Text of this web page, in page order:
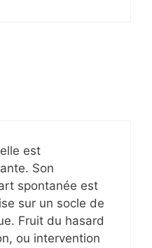
est
Son
spontanée est
sur un socle de
Fruit du hasard
ou intervention